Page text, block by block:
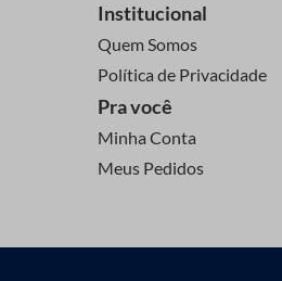
Institucional
Quem Somos
Política de Privacidade
Pra você
Minha Conta
Meus Pedidos